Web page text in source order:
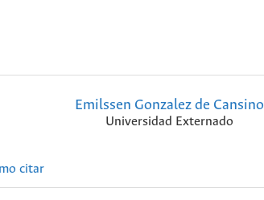
Emilssen Gonzalez de Cansino
Universidad Externado
citar